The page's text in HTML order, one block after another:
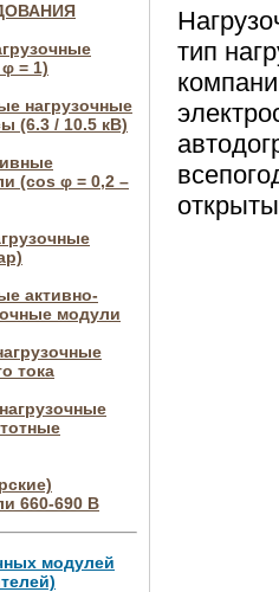
= 1)
нагрузочные
(6.3 / 10.5 кВ)
(cos φ = 0,2 –
активно-
модули
тока
660-690 В
модулей
тип